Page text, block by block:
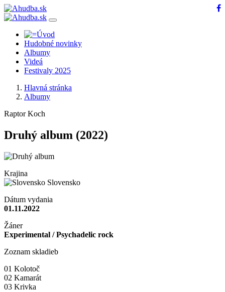
Hudobné novinky
Albumy
Videá
Festivaly 2025
Hlavná stránka
Albumy
Raptor Koch
Druhý album (2022)
Krajina
Slovensko
Dátum vydania
01.11.2022
Žáner
Experimental / Psychadelic rock
Zoznam skladieb
01 Kolotoč
02 Kamarát
03 Krivka